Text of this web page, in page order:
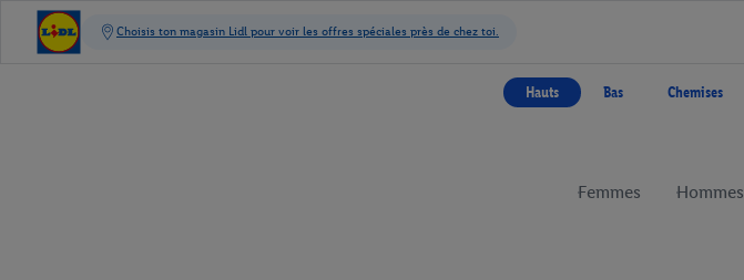
Hauts Bas Chemises
Femmes Hommes